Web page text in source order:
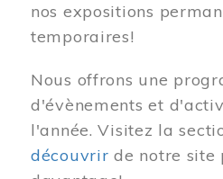
nos expositions
temporaires!
Nous offrons une
d'évènements et
l'année. Visitez la
découvrir de notre site